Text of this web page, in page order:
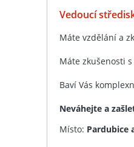
Vedoucí
Máte vzdělání a
Máte zkušenosti
Baví Vás
Neváhejte a
Místo: Pardubice